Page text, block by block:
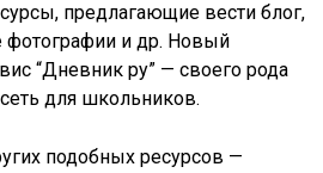
предлагающие вести блог,
и др. Новый
“Дневник ру” — своего рода
для школьников.
подобных ресурсов —